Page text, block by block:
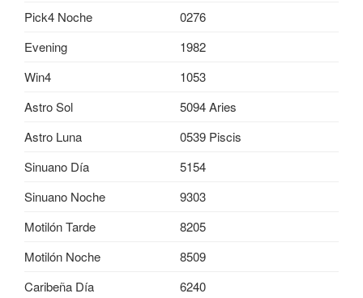
Pick4 Noche
0276
Evening
1982
Win4
1053
Astro Sol
5094 Aries
Astro Luna
0539 Piscis
Sinuano Día
5154
Sinuano Noche
9303
Motilón Tarde
8205
Motilón Noche
8509
Caribeña Día
6240